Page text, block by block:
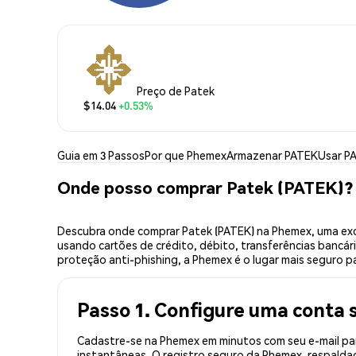
Preço de Patek
$14.04+0.53%
Guia em 3 PassosPor que PhemexArmazenar PATEKUsar
Onde posso comprar Patek (PATEK)?
Descubra onde comprar Patek (PATEK) na Phemex,
usando cartões de crédito, débito, transferências
proteção anti-phishing, a Phemex é o lugar mais seguro
Passo 1. Configure uma conta
Cadastre-se na Phemex em minutos com seu e-mail